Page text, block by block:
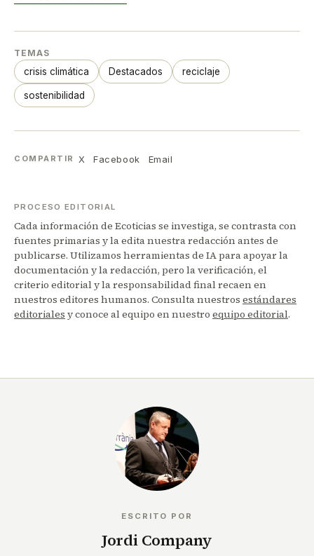
TEMAS
crisis climática Destacados reciclaje
sostenibilidad
COMPARTIR X Facebook Email
PROCESO EDITORIAL
Cada información de Ecoticias se investiga, se contrasta con
fuentes primarias y la edita nuestra redacción antes de
publicarse. Utilizamos herramientas de IA para apoyar la
documentación y la redacción, pero la verificación, el
criterio editorial y la responsabilidad final recaen en
nuestros editores humanos. Consulta nuestros estándares
editoriales y conoce al equipo en nuestro equipo editorial.
ESCRITO POR
Jordi Company